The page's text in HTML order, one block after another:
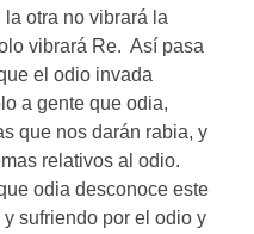
otra no vibrará la
vibrará Re. Así pasa
el odio invada
a gente que odia,
que nos darán rabia, y
relativos al odio.
odia desconoce este
sufriendo por el odio y